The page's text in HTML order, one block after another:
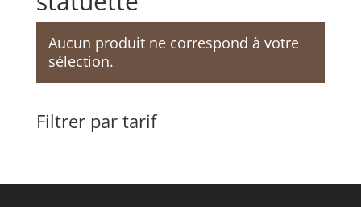
Aucun produit ne correspond à votre
sélection.
Filtrer par tarif